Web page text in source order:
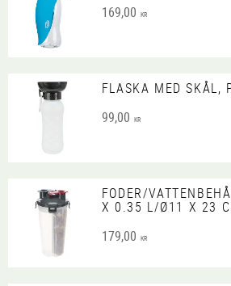
169,00 KR
FLASKA MED SKÅL,
99,00 KR
FODER/
X 0.35 L/Ø11 X 23
179,00 KR